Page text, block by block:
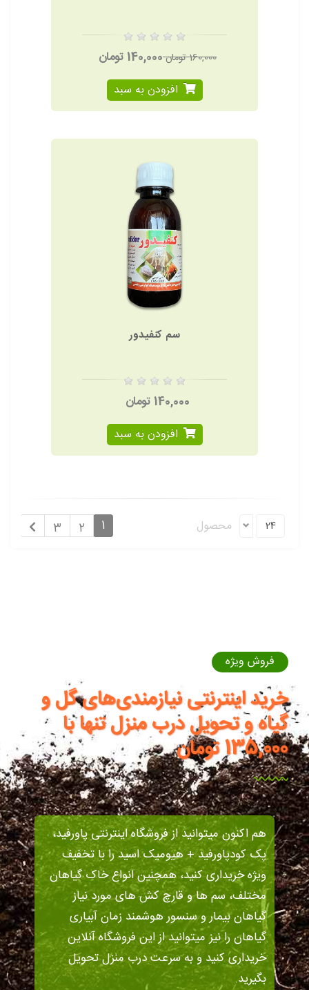
160,000 تومان
140,000 تومان
افزودن به سبد
سم کنفیدور
140,000 تومان
افزودن به سبد
24 محصول 1
2
3
فروش ویژه
خرید اینترنتی نیازمندی‌های گل و
گیاه و تحویل درب منزل تنها با
135,000 تومان
هم اکنون میتوانید از فروشگاه اینترنتی پاورفید،
پک کودپاورفید + هیومیک اسید را با تخفیف
ویژه خریداری کنید، همچنین انواع خاک گیاهان
مختلف، سم ها و قارچ کش های مورد نیاز
گیاهان بیمار و سنسور هوشمند زمان آبیاری
گیاهان را نیز میتوانید از این فروشگاه آنلاین
خریداری کنید و به سرعت درب منزل تحویل
بگیرید.